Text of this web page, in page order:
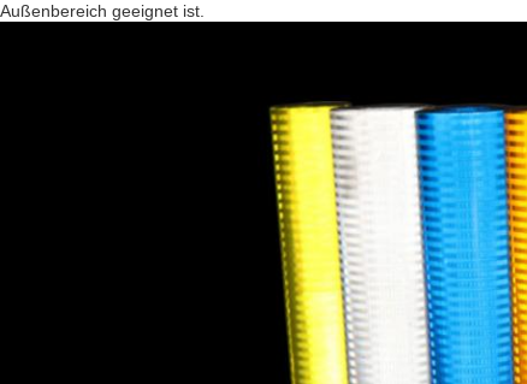
Außenbereich geeignet ist.